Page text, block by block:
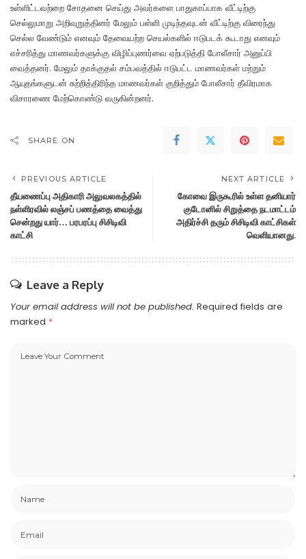
உள்ளிட்டவற்றை சோதனை செய்து அவர்களை பாதுகாப்பாக வீட்டிற்கு
செல்லுமாறு அறிவுறுத்தினர் மேலும் பள்ளி முடிந்தவுடன் வீட்டிற்கு விரைந்து
செல்ல வேண்டும் எனவும் தேவையற்ற செயல்களில் ஈடுபடக் கூடாது எனவும்
எச்சரித்து மாணவர்களுக்கு விழிப்புணர்வை ஏற்படுத்தி போலீசார் அனுப்பி
வைத்தனர். மேலும் தாக்குதல் சம்பவத்தில் ஈடுபட்ட மாணவர்கள் மற்றும்
ஆயுதங்களுடன் சுற்றித்திரிந்த மாணவர்கள் குறித்தும் போலீசார் தீவிரமாக
விசாரணை மேற்கொண்டு வருகின்றனர்.
SHARE ON
PREVIOUS ARTICLE
தீயணைப்பு அதிகாரி அலுவலகத்தில்
நள்ளிரவில் லஞ்சப் பணத்தை வைத்து
சென்றது யார்… பரபரப்பு சிசிடிவி
காட்சி
NEXT ARTICLE
கோவை இருகூரில் உள்ள தனியார்
குடோனில் சிறுத்தை நடமாட்டம்
அதிர்ச்சி தரும் சிசிடிவி காட்சிகள்
வெளியானது.
Leave a Reply
Your email address will not be published. Required fields are
marked *